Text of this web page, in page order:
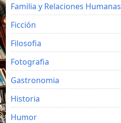
Familia y Relaciones Humanas
Ficción
Filosofia
Fotografia
Gastronomia
Historia
Humor